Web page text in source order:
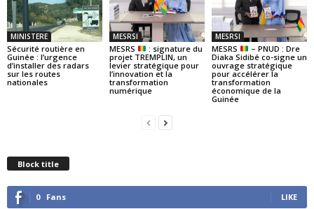
MINISTERE
Sécurité routière en
Guinée : l’urgence
d’installer des radars
sur les routes
nationales
MESRSI
MESRS
: signature du
projet TREMPLIN, un
levier stratégique pour
l’innovation et la
transformation
numérique
MESRSI
MESRS
– PNUD : Dre
Diaka Sidibé co-signe un
ouvrage stratégique
pour accélérer la
transformation
économique de la
Guinée
Block title
0 Fans LIKE